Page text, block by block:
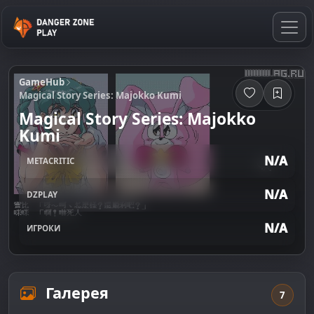
GameHub
Magical Story Series: Majokko Kumi
Magical Story Series: Majokko
Kumi
METACRITIC N/A
DZPLAY N/A
ИГРОКИ N/A
Галерея 7